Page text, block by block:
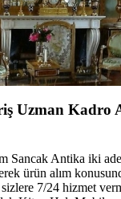
Uzman
Sancak Antika iki
ürün alım
7/24 hizmet